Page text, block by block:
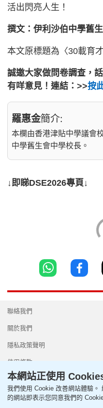
活出閃亮人生！
撰文：伊利沙伯中學舊
本文原標題為〈30載育
誠邀大家做問卷調查，
有咩意見！連結：>>按
羅惠金簡介:
本欄由香港津貼中學議會
中學舊生會中學校長。
↓即睇DSE2026專頁↓
聯絡我們
關於我們
隱私政策聲明
使用條款
Copyright © 2026 SingTao Ltd.All
本網站正使用
我們使用 Cookie 改善網站體驗。
的網站即表示您同意我們的